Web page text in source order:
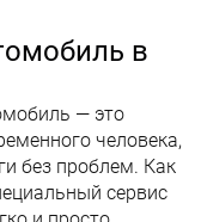
в
— это
человека,
без проблем. Как
сервис